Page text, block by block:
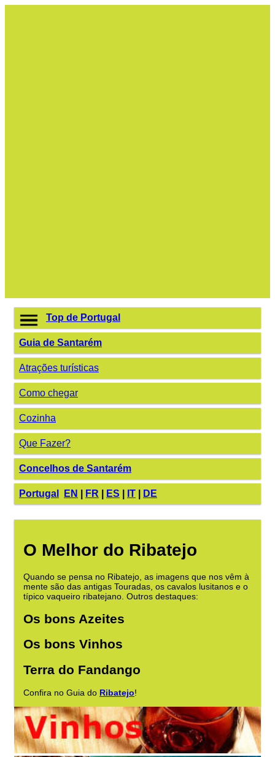
Top de Portugal
Guia de Santarém
Atrações turísticas
Como chegar
Cozinha
Que Fazer?
Concelhos de Santarém
Portugal EN FR ES IT DE
O Melhor do Ribatejo
Quando se pensa no Ribatejo, as imagens que nos vêm à
mente são das antigas Touradas, os cavalos lusitanos e o
típico vaqueiro ribatejano. Outros destaques:
Os bons Azeites
Os bons Vinhos
Terra do Fandango
Confira no Guia do Ribatejo!